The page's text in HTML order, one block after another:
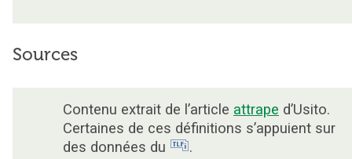
Sources
Contenu extrait de l’article attrape d’Usito.
Certaines de ces définitions s’appuient sur
des données du
.